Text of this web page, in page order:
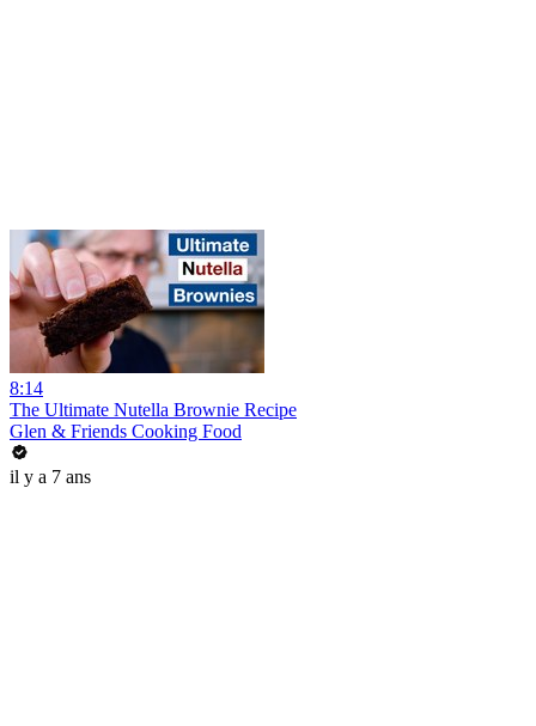
8:14
The Ultimate Nutella Brownie Recipe
Glen & Friends Cooking Food
il y a 7 ans